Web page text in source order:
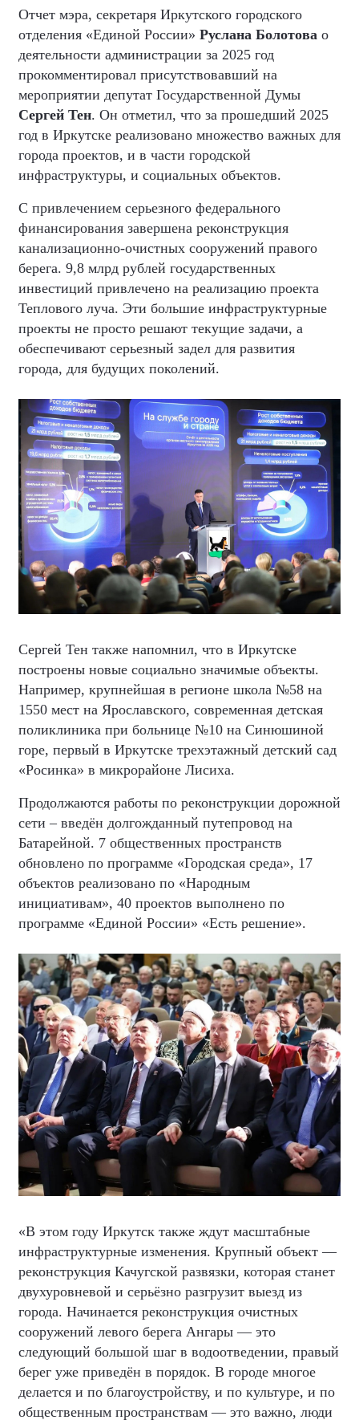
Отчет мэра, секретаря Иркутского городского
отделения «Единой России» Руслана Болотова о
деятельности администрации за 2025 год
прокомментировал присутствовавший на
мероприятии депутат Государственной Думы
Сергей Тен. Он отметил, что за прошедший 2025
год в Иркутске реализовано множество важных для
города проектов, и в части городской
инфраструктуры, и социальных объектов.
С привлечением серьезного федерального
финансирования завершена реконструкция
канализационно-очистных сооружений правого
берега. 9,8 млрд рублей государственных
инвестиций привлечено на реализацию проекта
Теплового луча. Эти большие инфраструктурные
проекты не просто решают текущие задачи, а
обеспечивают серьезный задел для развития
города, для будущих поколений.
Сергей Тен также напомнил, что в Иркутске
построены новые социально значимые объекты.
Например, крупнейшая в регионе школа №58 на
1550 мест на Ярославского, современная детская
поликлиника при больнице №10 на Синюшиной
горе, первый в Иркутске трехэтажный детский сад
«Росинка» в микрорайоне Лисиха.
Продолжаются работы по реконструкции дорожной
сети – введён долгожданный путепровод на
Батарейной. 7 общественных пространств
обновлено по программе «Городская среда», 17
объектов реализовано по «Народным
инициативам», 40 проектов выполнено по
программе «Единой России» «Есть решение».
«В этом году Иркутск также ждут масштабные
инфраструктурные изменения. Крупный объект —
реконструкция Качугской развязки, которая станет
двухуровневой и серьёзно разгрузит выезд из
города. Начинается реконструкция очистных
сооружений левого берега Ангары — это
следующий большой шаг в водоотведении, правый
берег уже приведён в порядок. В городе многое
делается и по благоустройству, и по культуре, и по
общественным пространствам — это важно, люди